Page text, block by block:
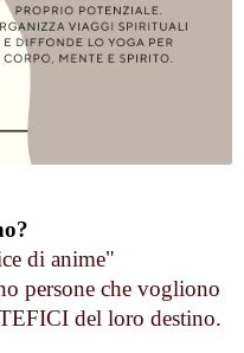
di anime"
persone che vogliono
del loro destino.